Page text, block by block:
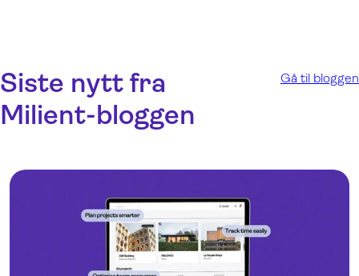
Siste nytt fra
Milient-bloggen
Gå til bloggen